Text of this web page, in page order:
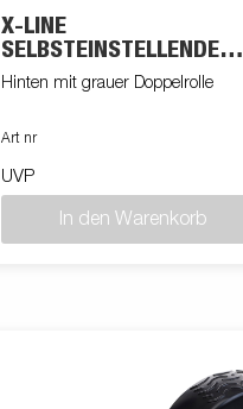
X-LINE
SELBSTEINSTELLENDE
HALTERUNG
Hinten mit grauer Doppelrolle
Art nr
UVP
In den Warenkorb